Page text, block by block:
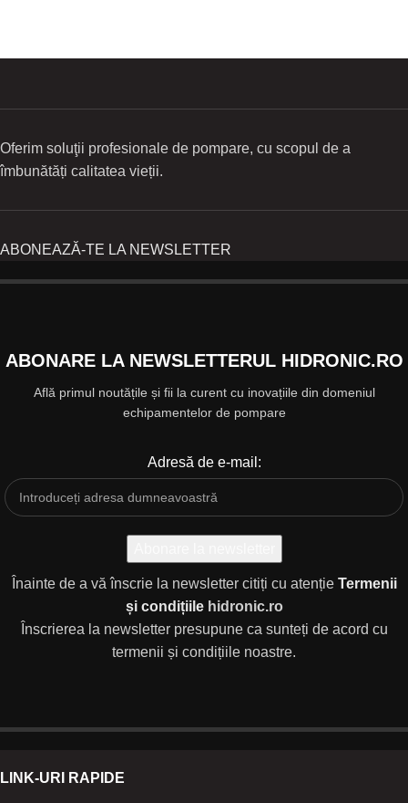
Oferim soluţii profesionale de pompare, cu scopul de a
îmbunătăți calitatea vieții.
ABONEAZĂ-TE LA NEWSLETTER
ABONARE LA NEWSLETTERUL HIDRONIC.RO
Află primul noutățile și fii la curent cu inovațiile din domeniul
echipamentelor de pompare
Adresă de e-mail:
Înainte de a vă înscrie la newsletter citiți cu atenție Termenii
și condițiilehidronic.ro
Înscrierea la newsletter presupune ca sunteți de acord cu
termenii și condițiile noastre.
LINK-URI RAPIDE